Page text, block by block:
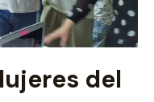
del